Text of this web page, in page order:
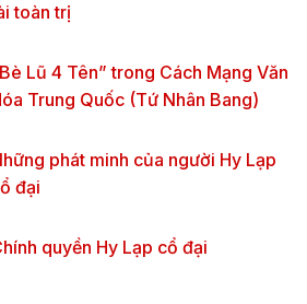
toàn trị
Lũ 4 Tên” trong Cách Mạng Văn
Trung Quốc (Tứ Nhân Bang)
phát minh của người Hy Lạp
đại
quyền Hy Lạp cổ đại